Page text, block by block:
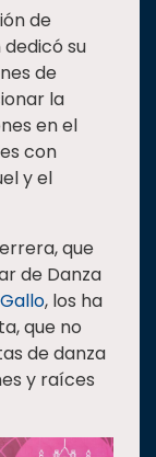
de
su
de
la
en el
con
y el
que
de Danza
, los ha
que no
de danza
y raíces